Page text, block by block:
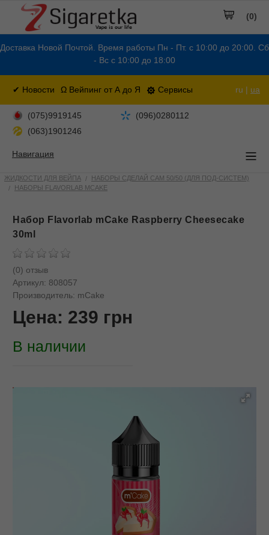
Доставка Новой Почтой. Время работы Пн - Пт. с 10:00 до 20:00. Сб
- Вс с 10:00 до 18:00
✔ Новости Ω Вейпинг от А до Я Сервисы ru | ua
(0)
(075)9919145
(096)0280112
(063)1901246
Навигация
ЖИДКОСТИ ДЛЯ ВЕЙПА
НАБОРЫ СДЕЛАЙ САМ 50/50 (ДЛЯ ПОД-СИСТЕМ)
НАБОРЫ FLAVORLAB MCAKE
Набор Flavorlab mCake Raspberry Cheesecake
30ml
(0) отзыв
Артикул: 808057
Производитель: mCake
Цена: 239 грн
В наличии